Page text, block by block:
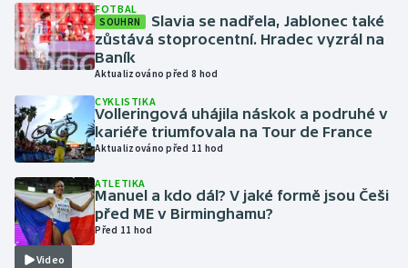
Moderní pětiboj
Motorsport
Olympijské hry
Parasport
Plavání
Plážový volejbal
FOTBAL
SOUHRN
Slavia se nadřela, Jablonec také
zůstává stoprocentní. Hradec vyzrál na
Baník
Aktualizováno před 8 hod
CYKLISTIKA
Volleringová uhájila náskok a podruhé v
kariéře triumfovala na Tour de France
Aktualizováno před 11 hod
Video
ATLETIKA
Manuel a kdo dál? V jaké formě jsou Češi
před ME v Birminghamu?
Před 11 hod